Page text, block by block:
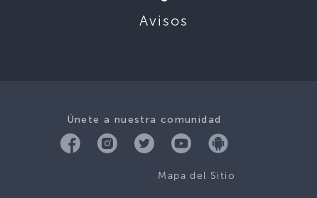
Avisos
Únete a nuestra comunidad
Mapa del Sitio